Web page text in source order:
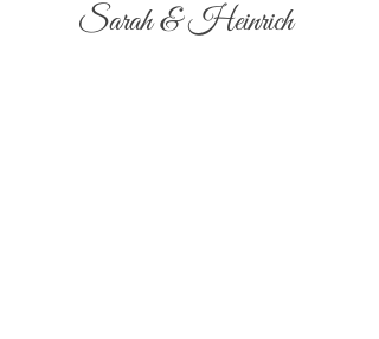
Sarah & Heinrich